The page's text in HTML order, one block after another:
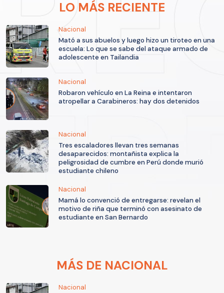
LO MÁS RECIENTE
Nacional
Mató a sus abuelos y luego hizo un tiroteo en una
escuela: Lo que se sabe del ataque armado de
adolescente en Tailandia
Nacional
Robaron vehículo en La Reina e intentaron
atropellar a Carabineros: hay dos detenidos
Nacional
Tres escaladores llevan tres semanas
desaparecidos: montañista explica la
peligrosidad de cumbre en Perú donde murió
estudiante chileno
Nacional
Mamá lo convenció de entregarse: revelan el
motivo de riña que terminó con asesinato de
estudiante en San Bernardo
MÁS DE NACIONAL
Nacional